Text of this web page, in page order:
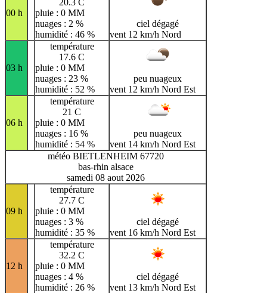
00 h
pluie : 0 MM
nuages : 2 %
humidité : 46 %
ciel dégagé
vent 12 km/h Nord
03 h
température
17.6 C
pluie : 0 MM
nuages : 23 %
humidité : 52 %
peu nuageux
vent 12 km/h Nord Est
06 h
température
21 C
pluie : 0 MM
nuages : 16 %
humidité : 54 %
peu nuageux
vent 14 km/h Nord Est
météo BIETLENHEIM 67720
bas-rhin alsace
samedi 08 aout 2026
09 h
température
27.7 C
pluie : 0 MM
nuages : 3 %
humidité : 35 %
ciel dégagé
vent 16 km/h Nord Est
12 h
température
32.2 C
pluie : 0 MM
nuages : 4 %
humidité : 26 %
ciel dégagé
vent 13 km/h Nord Est